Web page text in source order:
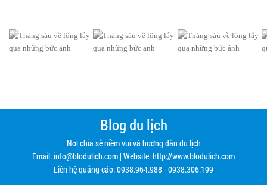
Blog du lịch
Nơi chia sẻ niềm vui và hướng dẫn du lịch
Email:info@blodulich.com | Website: http://www.blodulich.com
Liên hệ quảng cáo: 0938.964.988 - 0938.306.199